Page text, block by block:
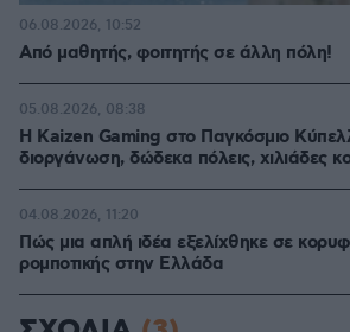
Από μαθητής, φοιτητής σε άλλη πόλη!
06.08.2026, 10:52
H Kaizen Gaming στο Παγκόσμιο
διοργάνωση, δώδεκα πόλεις, χιλιάδες
05.08.2026, 08:38
Πώς μια απλή ιδέα εξελίχθηκε σε
ρομποτικής στην Ελλάδα
04.08.2026, 11:20